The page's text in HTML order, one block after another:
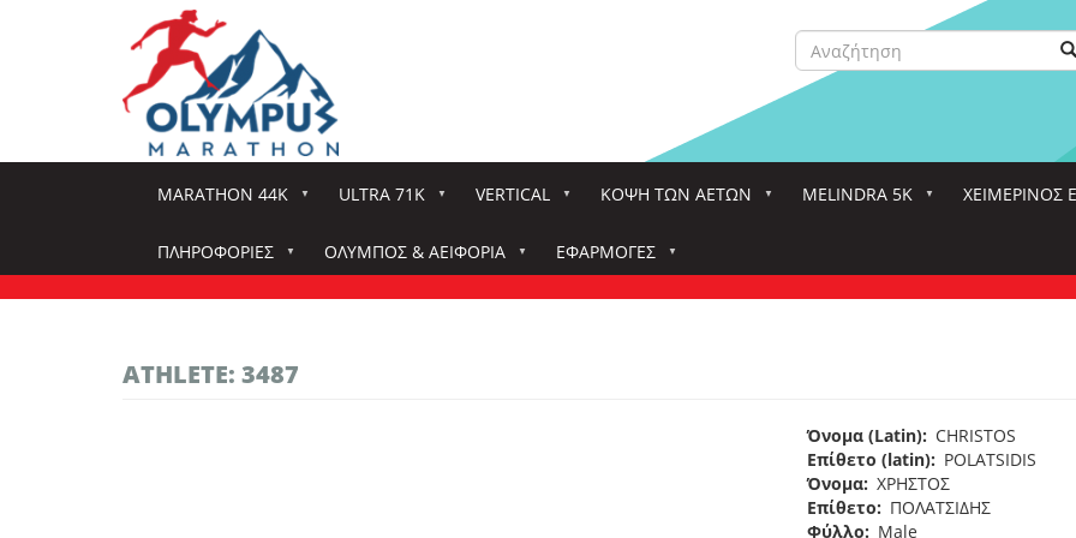
Search
Αναζήτηση
MARATHON 44K ULTRA 71K VERTICAL ΚΌΨΗ ΤΩΝ ΑΕΤΏΝ MELINDRA 5K ΧΕΙΜΕΡΙΝΟΣ
ΠΛΗΡΟΦΟΡΊΕΣ ΌΛΥΜΠΟΣ & ΑΕΙΦΟΡΊΑ
ΕΦΑΡΜΟΓΈΣ
ATHLETE: 3487
Όνομα (Latin)
CHRISTOS
Επίθετο (latin)
POLATSIDIS
Όνομα ΧΡΗΣΤΟΣ
Επίθετο
ΠΟΛΑΤΣΙΔΗΣ
Φύλλο
Male